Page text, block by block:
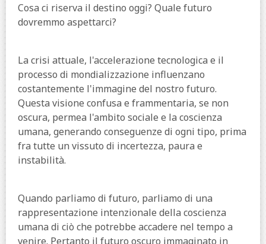
Cosa ci riserva il destino oggi? Quale futuro
dovremmo aspettarci?
La crisi attuale, l'accelerazione tecnologica e il
processo di mondializzazione influenzano
costantemente l'immagine del nostro futuro.
Questa visione confusa e frammentaria, se non
oscura, permea l'ambito sociale e la coscienza
umana, generando conseguenze di ogni tipo, prima
fra tutte un vissuto di incertezza, paura e
instabilità.
Quando parliamo di futuro, parliamo di una
rappresentazione intenzionale della coscienza
umana di ciò che potrebbe accadere nel tempo a
venire. Pertanto il futuro oscuro immaginato in